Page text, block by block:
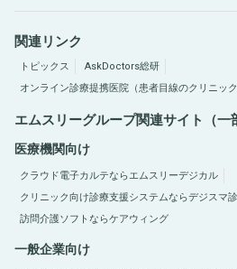
関連リンク
トピックス
AskDoctors総研
オンライン診療提携医院（患者目線のクリニック
エムスリーグループ関連サイト（一
医療機関向け
クラウド電子カルテならエムスリーデジカル
クリニック向け診療支援システムならデジスマ
訪問介護ソフトならケアウィング
一般企業向け